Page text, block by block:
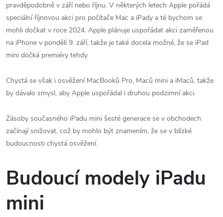
pravděpodobně v září nebo říjnu. V některých letech Apple pořádá
speciální říjnovou akci pro počítače Mac a iPady a té bychom se
mohli dočkat v roce 2024. Apple plánuje uspořádat akci zaměřenou
na iPhone v pondělí 9. září, takže je také docela možné, že se iPad
mini dočká premiéry tehdy.
Chystá se však i osvěžení MacBooků Pro, Maců mini a iMaců, takže
by dávalo smysl, aby Apple uspořádal i druhou podzimní akci.
Zásoby současného iPadu mini šesté generace se v obchodech
začínají snižovat, což by mohlo být znamením, že se v blízké
budoucnosti chystá osvěžení.
Budoucí modely iPadu
mini